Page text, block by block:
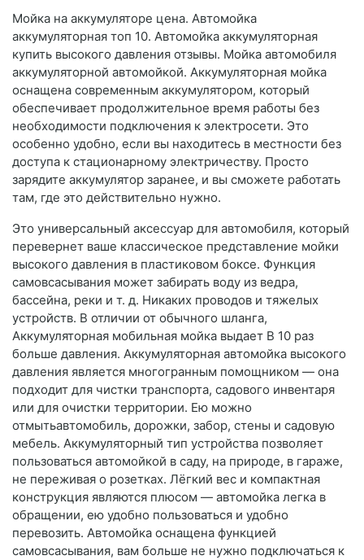
Мойка на аккумуляторе цена. Автомойка
аккумуляторная топ 10. Автомойка аккумуляторная
купить высокого давления отзывы. Мойка автомобиля
аккумуляторной автомойкой. Аккумуляторная мойка
оснащена современным аккумулятором, который
обеспечивает продолжительное время работы без
необходимости подключения к электросети. Это
особенно удобно, если вы находитесь в местности без
доступа к стационарному электричеству. Просто
зарядите аккумулятор заранее, и вы сможете работать
там, где это действительно нужно.
Это универсальный аксессуар для автомобиля, который
перевернет ваше классическое представление мойки
высокого давления в пластиковом боксе. Функция
самовсасывания может забирать воду из ведра,
бассейна, реки и т. д. Никаких проводов и тяжелых
устройств. В отличии от обычного шланга,
Аккумуляторная мобильная мойка выдает В 10 раз
больше давления. Аккумуляторная автомойка высокого
давления является многогранным помощником — она
подходит для чистки транспорта, садового инвентаря
или для очистки территории. Ею можно
отмытьавтомобиль, дорожки, забор, стены и садовую
мебель. Аккумуляторный тип устройства позволяет
пользоваться автомойкой в саду, на природе, в гараже,
не переживая о розетках. Лёгкий вес и компактная
конструкция являются плюсом — автомойка легка в
обращении, ею удобно пользоваться и удобно
перевозить. Автомойка оснащена функцией
самовсасывания, вам больше не нужно подключаться к